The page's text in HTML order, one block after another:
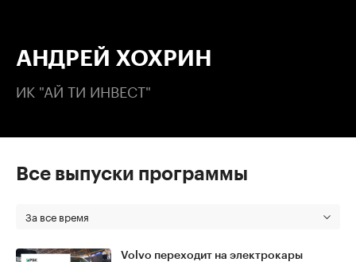
АНДРЕЙ ХОХРИН
ИК "АЙ ТИ ИНВЕСТ"
Все выпуски программы
За все время
Volvo переходит на электрокары